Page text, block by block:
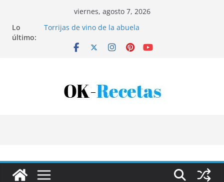
contenido
viernes, agosto 7, 2026
Lo
último:
Torrijas de vino de la abuela
Bandeja de pescaíto frito